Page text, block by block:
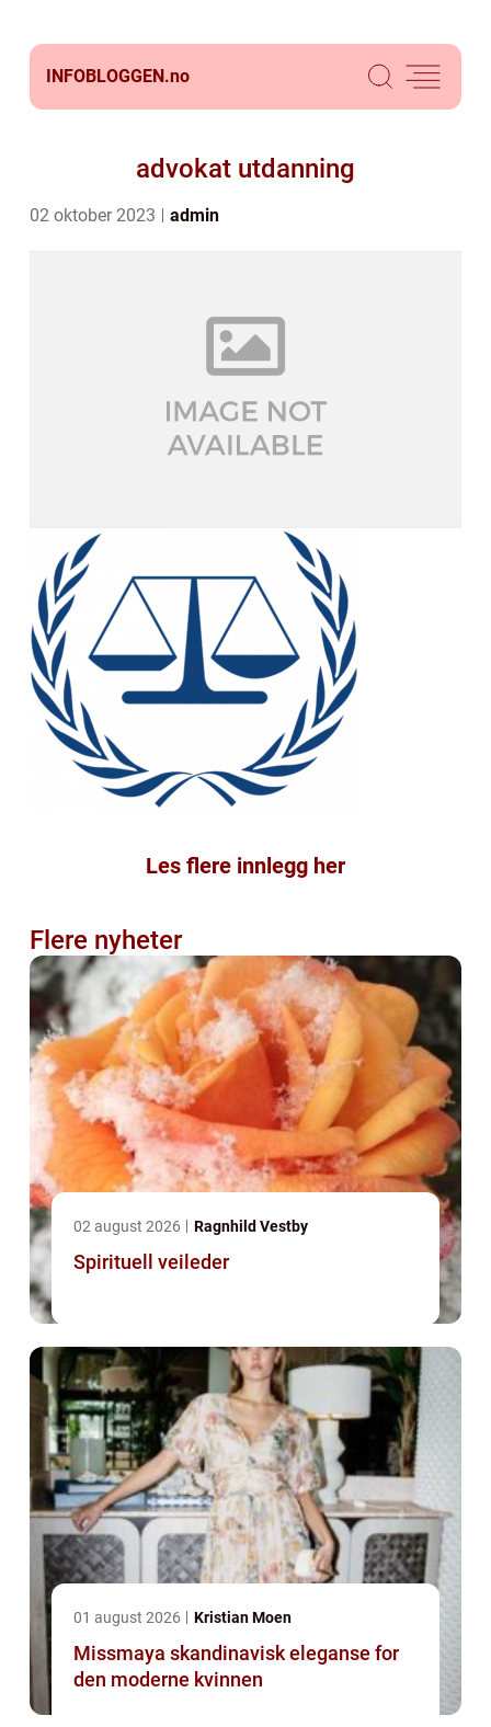
INFOBLOGGEN.no
advokat utdanning
02 oktober 2023 admin
Les flere innlegg her
Flere nyheter
02 august 2026 Ragnhild Vestby
Spirituell veileder
01 august 2026 Kristian Moen
Missmaya skandinavisk eleganse for
den moderne kvinnen